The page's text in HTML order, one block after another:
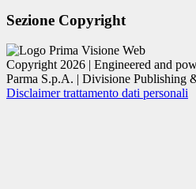
Sezione Copyright
Copyright 2026 | Engineered and
Parma S.p.A. | Divisione Publishing
Disclaimer trattamento dati personali